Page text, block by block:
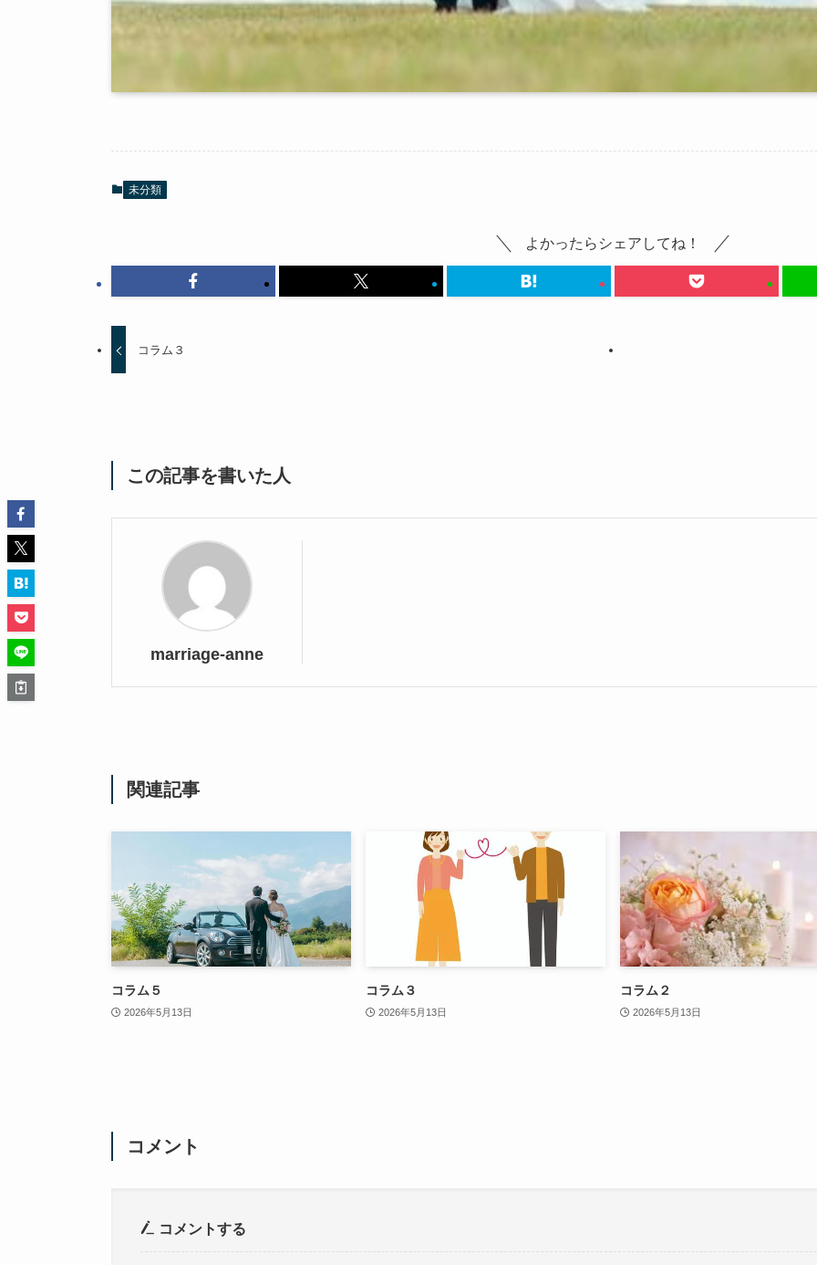
未分類
よかったらシェアしてね！
コラム３
この記事を書いた人
marriage-anne
関連記事
コラム５
2026年5月13日
コラム３
2026年5月13日
コラム２
2026年5月13日
コメント
コメントする